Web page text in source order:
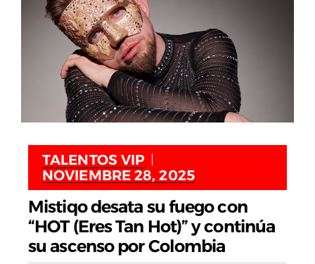
TALENTOS VIP
NOVIEMBRE 28, 2025
Mistiqo desata su fuego con
“HOT (Eres Tan Hot)” y continúa
su ascenso por Colombia